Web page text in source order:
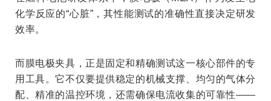
化学反应的“心脏” ，其性能测试的准确性直接决定研发
效率。
而膜电极夹具，正是固定和精确测试这一核心部件的专
用工具。它不仅要提供稳定的机械支撑、均匀的气体分
配、精准的温控环境，还需确保电流收集的可靠性——